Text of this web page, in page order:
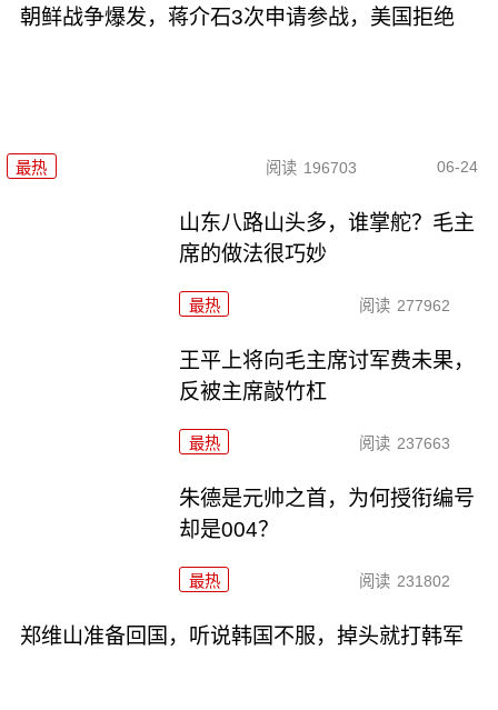
朝鲜战争爆发，蒋介石3次申请参战，美国拒绝
最热 阅读 196703 06-24
山东八路山头多，谁掌舵？毛主
席的做法很巧妙
最热 阅读 277962
王平上将向毛主席讨军费未果，
反被主席敲竹杠
最热 阅读 237663
朱德是元帅之首，为何授衔编号
却是004？
最热 阅读 231802
郑维山准备回国，听说韩国不服，掉头就打韩军